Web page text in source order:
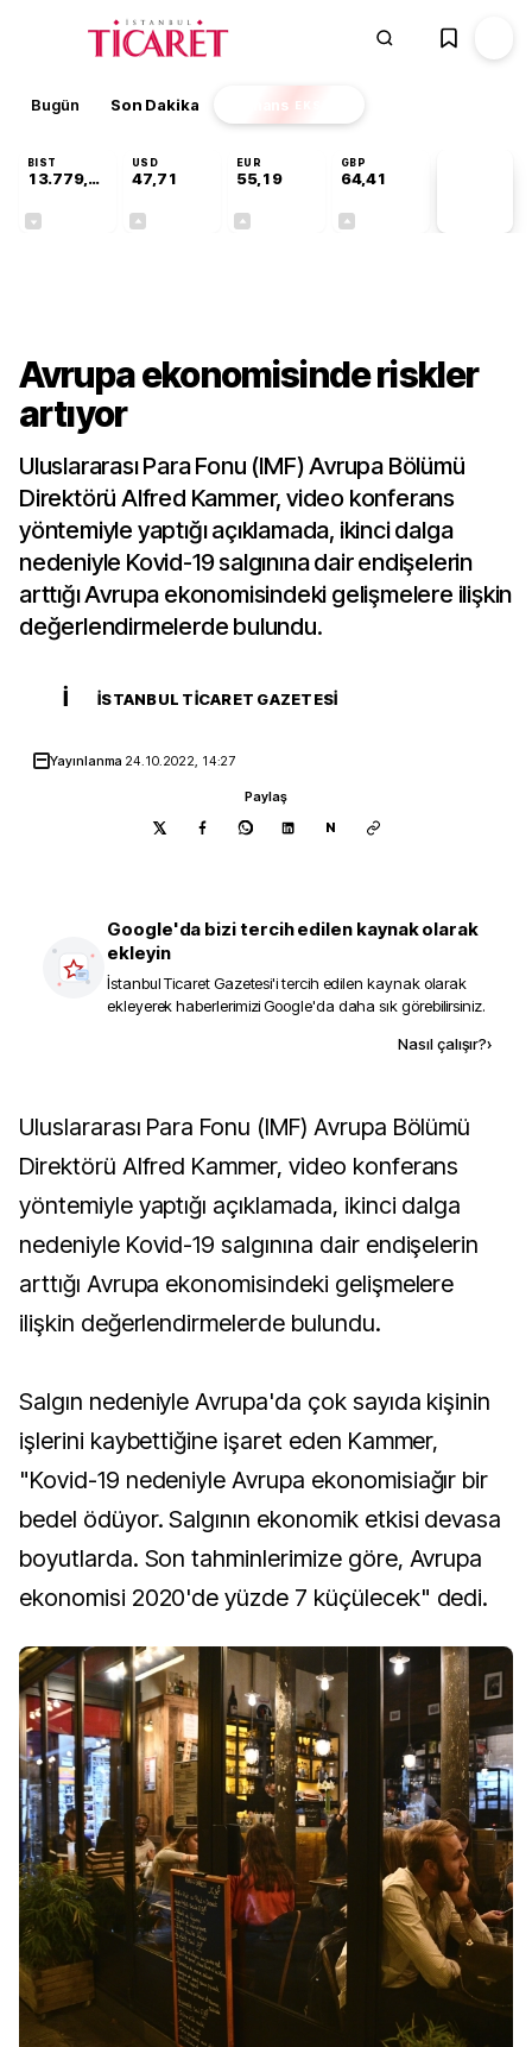
Bugün Son Dakika Finans EKSTRA
BIST
13.779,39
USD
47,71
EUR
55,19
GBP
64,41
Avrupa ekonomisinde riskler
artıyor
Uluslararası Para Fonu (IMF) Avrupa Bölümü
Direktörü Alfred Kammer, video konferans
yöntemiyle yaptığı açıklamada, ikinci dalga
nedeniyle Kovid-19 salgınına dair endişelerin
arttığı Avrupa ekonomisindeki gelişmelere ilişkin
değerlendirmelerde bulundu.
İ İSTANBUL TICARET GAZETESI
Yayınlanma 24.10.2022, 14:27
Paylaş
N
Google'da bizi tercih edilen kaynak olarak
ekleyin
İstanbul Ticaret Gazetesi'i tercih edilen kaynak olarak
ekleyerek haberlerimizi Google'da daha sık görebilirsiniz.
Nasıl çalışır?›
Uluslararası Para Fonu (IMF) Avrupa Bölümü
Direktörü Alfred Kammer, video konferans
yöntemiyle yaptığı açıklamada, ikinci dalga
nedeniyle Kovid-19 salgınına dair endişelerin
arttığı Avrupa ekonomisindeki gelişmelere
ilişkin değerlendirmelerde bulundu.
Salgın nedeniyle Avrupa'da çok sayıda kişinin
işlerini kaybettiğine işaret eden Kammer,
"Kovid-19 nedeniyle Avrupa ekonomisiağır bir
bedel ödüyor. Salgının ekonomik etkisi devasa
boyutlarda. Son tahminlerimize göre, Avrupa
ekonomisi 2020'de yüzde 7 küçülecek" dedi.